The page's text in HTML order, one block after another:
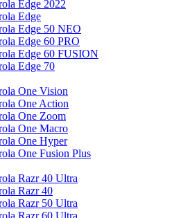
Edge 2022
Edge
Edge 50 NEO
Edge 60 PRO
Edge 60 FUSION
Edge 70
One Vision
One Action
One Zoom
One Macro
One Hyper
One Fusion Plus
Razr 40 Ultra
Razr 40
Razr 50 Ultra
Razr 60 Ultra